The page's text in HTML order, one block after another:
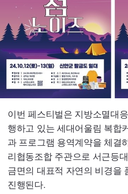
이번 페스티벌은 지방소멸대
행하고 있는 세대어울림 복합
과 프로그램 용역계약을 체결
리협동조합 주관으로 서근등
금면의 대표적 자연의 비경을
진행된다.